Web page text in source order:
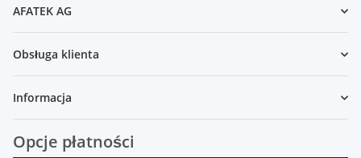
AFATEK AG
Obsługa klienta
Informacja
Opcje płatności